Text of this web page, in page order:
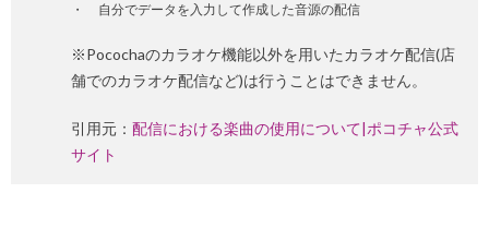
自分でデータを入力して作成した音源の配信
※Pocochaのカラオケ機能以外を用いたカラオケ配信(店
舗でのカラオケ配信など)は行うことはできません。
引用元： 配信における楽曲の使用について|ポコチャ公式
サイト